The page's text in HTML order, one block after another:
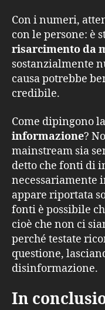
Con i numeri,
con le persone: è
risarcimento da
sostanzialmente
causa potrebbe
credibile.
Come dipingono
informazione?
mainstream sia
detto che fonti di
necessariamente
appare riportata
fonti è possibile
cioè che non ci
perché testate
questione,
disinformazione.
In